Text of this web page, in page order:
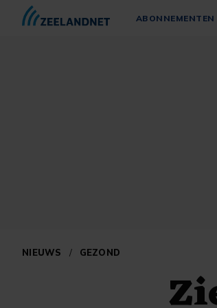
ABONNEMENTEN
NIEUWS / GEZOND